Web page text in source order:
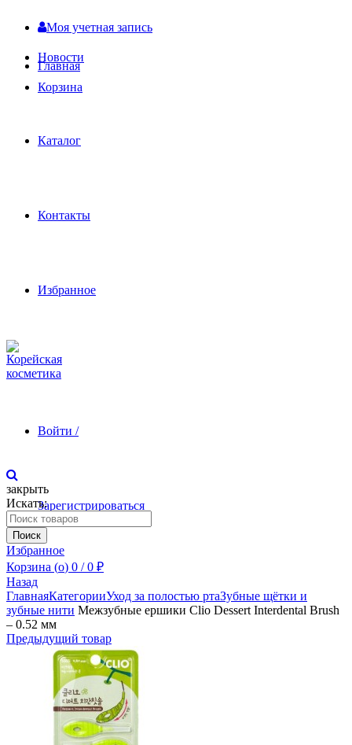
Моя учетная запись
Новости
Корзина
Главная
Каталог
Контакты
Избранное
Войти /
Зарегистрироваться
закрыть
Искать:
Поиск
Избранное
Корзина (o) 0 / 0 ₽
Назад
ГлавнаяКатегорииУход за полостью ртаЗубные щётки и
зубные нити Межзубные ершики Clio Dessert Interdental Brush
– 0.52 мм
Предыдущий товар